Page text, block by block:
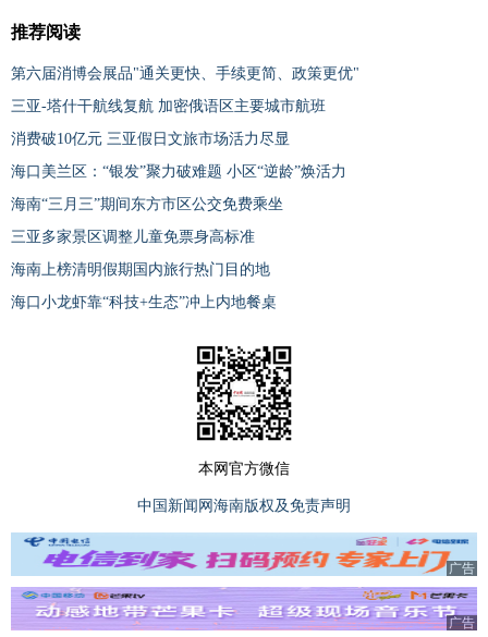
推荐阅读
第六届消博会展品"通关更快、手续更简、政策更优"
三亚-塔什干航线复航 加密俄语区主要城市航班
消费破10亿元 三亚假日文旅市场活力尽显
海口美兰区：“银发”聚力破难题 小区“逆龄”焕活力
海南“三月三”期间东方市区公交免费乘坐
三亚多家景区调整儿童免票身高标准
海南上榜清明假期国内旅行热门目的地
海口小龙虾靠“科技+生态”冲上内地餐桌
本网官方微信
中国新闻网海南版权及免责声明
广告
广告